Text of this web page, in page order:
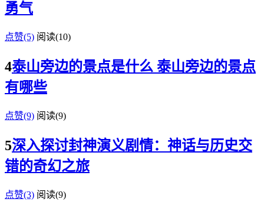
勇气
点赞(5) 阅读(10)
4泰山旁边的景点是什么 泰山旁边的景点
有哪些
点赞(9) 阅读(9)
5深入探讨封神演义剧情：神话与历史交
错的奇幻之旅
点赞(3) 阅读(9)